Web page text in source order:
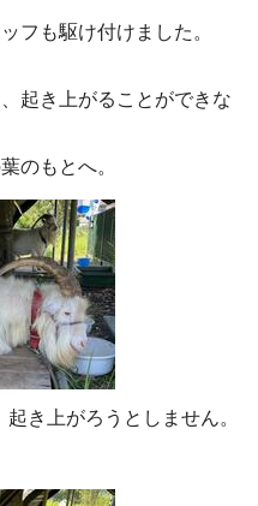
フも駆け付けました。
起き上がることができな
のもとへ。
き上がろうとしません。